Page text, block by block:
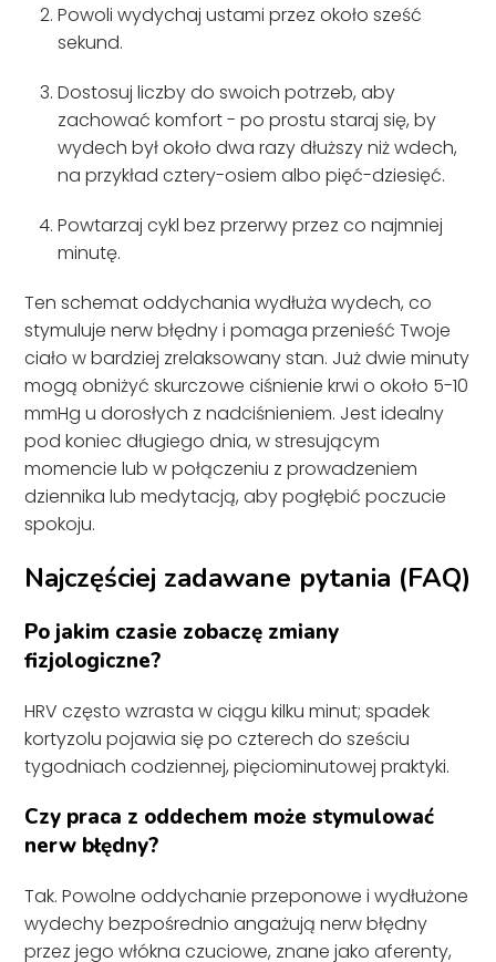
Powoli wydychaj ustami przez około sześć
sekund.
Dostosuj liczby do swoich potrzeb, aby
zachować komfort - po prostu staraj się, by
wydech był około dwa razy dłuższy niż wdech,
na przykład cztery-osiem albo pięć-dziesięć.
Powtarzaj cykl bez przerwy przez co najmniej
minutę.
Ten schemat oddychania wydłuża wydech, co
stymuluje nerw błędny i pomaga przenieść Twoje
ciało w bardziej zrelaksowany stan. Już dwie minuty
mogą obniżyć skurczowe ciśnienie krwi o około 5-10
mmHg u dorosłych z nadciśnieniem. Jest idealny
pod koniec długiego dnia, w stresującym
momencie lub w połączeniu z prowadzeniem
dziennika lub medytacją, aby pogłębić poczucie
spokoju.
Najczęściej zadawane pytania (FAQ)
Po jakim czasie zobaczę zmiany
fizjologiczne?
HRV często wzrasta w ciągu kilku minut; spadek
kortyzolu pojawia się po czterech do sześciu
tygodniach codziennej, pięciominutowej praktyki.
Czy praca z oddechem może stymulować
nerw błędny?
Tak. Powolne oddychanie przeponowe i wydłużone
wydechy bezpośrednio angażują nerw błędny
przez jego włókna czuciowe, znane jako aferenty,